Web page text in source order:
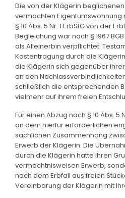
Die von der Klägerin
vermachten Eigentumswohnung
§ 10 Abs. 5 Nr. 1 ErbStG von der
Begleichung war nach § 1967
als Alleinerbin verpflichtet.
Kostentragung durch die
die Klägerin sich gegenüber
an den
schließlich die entsprechenden
vielmehr auf ihrem freien
Für einen Abzug nach § 10 Abs. 5
an dem hierfür erforderlichen
sachlichen Zusammenhang
Erwerb der Klägerin. Die
durch die Klägerin hatte ihren
vermächtnisweisen Erwerb,
nach dem Erbfall aus freien
Vereinbarung der Klägerin mit